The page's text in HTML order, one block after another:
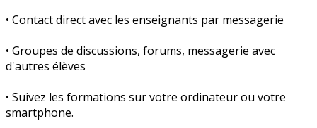
• Contact direct avec les enseignants par messagerie
• Groupes de discussions, forums, messagerie avec
d'autres élèves
• Suivez les formations sur votre ordinateur ou votre
smartphone.